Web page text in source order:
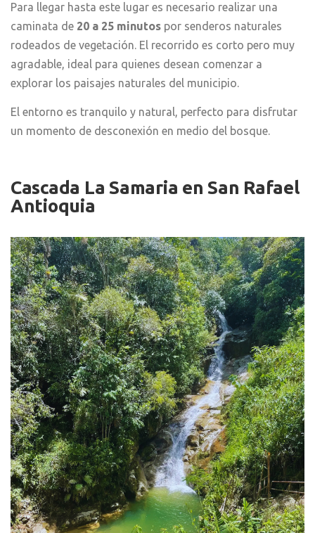
Para llegar hasta este lugar es necesario realizar una
caminata de 20 a 25 minutos por senderos naturales
rodeados de vegetación. El recorrido es corto pero muy
agradable, ideal para quienes desean comenzar a
explorar los paisajes naturales del municipio.
El entorno es tranquilo y natural, perfecto para disfrutar
un momento de desconexión en medio del bosque.
Cascada La Samaria en San Rafael
Antioquia